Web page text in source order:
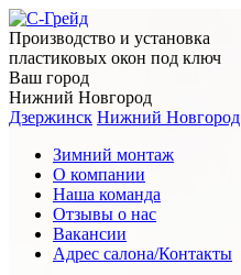
Производство и установка
пластиковых окон под ключ
Ваш город
Нижний Новгород
Дзержинск Нижний Новгород
Зимний монтаж
О компании
Наша команда
Отзывы о нас
Вакансии
Адрес салона/Контакты